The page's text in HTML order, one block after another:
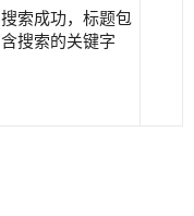
搜索成功，标题包
含搜索的关键字